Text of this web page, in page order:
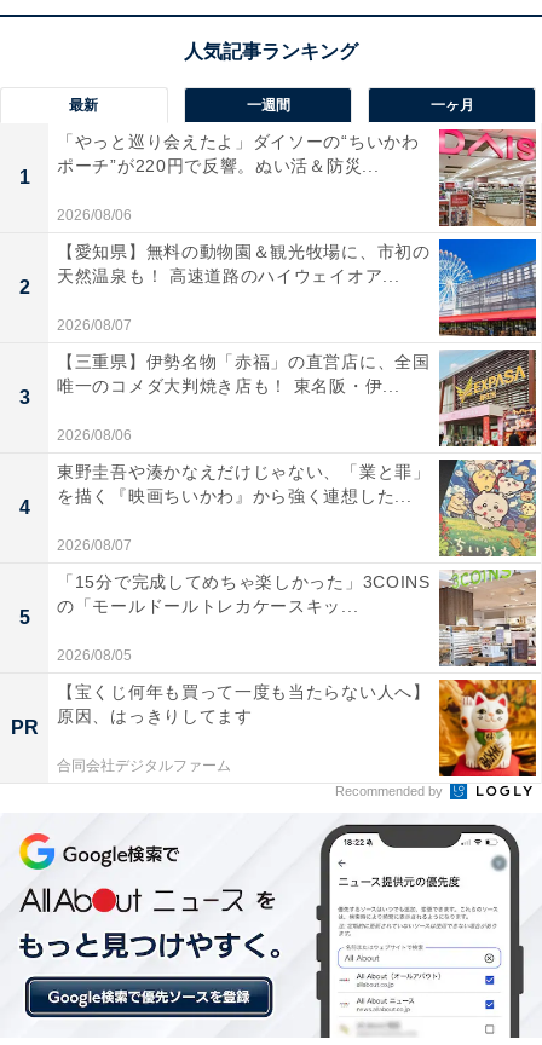
に繋がれる、
HUAWEIのウェアラブルデバイスです。一
見するとスマートなウェリントン型のハーフリムメガネ
ですが、テンプル（つる）部分に超薄型の大振幅ユニッ
トを搭載。耳を塞がないため、周囲の音を聞きながら自
分だけのBGMを楽しめる「ながら聴き」の究極形です
ね。
前モデルから進化し、バッテリー持続時間は音楽再生で
最大11時間と大幅に向上。さらに「音漏れ防止設計」が
強化されており、静かな場所でも周囲に気兼ねなく使用
できます。テンプルをなぞるだけで音量調整や曲送りが
できる直感的な操作性や、2台のデバイスに同時接続で
きるマルチポイント対応など、ビジネスからプライベー
トまで「手ぶらでスマート」を実現する一台です！
HUAWEI「Eyewear 2」の口コミは？
HUAWEI「Eyewear 2」には以下のような口コミが寄せ
られています。
イヤホンを耳に入れるストレスから解放されまし
た。通話品質が非常に良く、オンライン会議で相手
の声が驚くほどクリアに聞こえます
見た目が普通のメガネと遜色ないので、仕事中でも
違和感なく使えます。レンズを度付きに変えて常用
していますが、軽くて疲れにくいです
最新 一週間 一ヶ月
1
「やっと巡り会えたよ」ダイソーの“ちいかわ
ポーチ”が220円で反響。ぬい活＆防災...
2026/08/06
2
【愛知県】無料の動物園＆観光牧場に、市初の
天然温泉も！ 高速道路のハイウェイオア...
2026/08/07
3
【三重県】伊勢名物「赤福」の直営店に、全国
唯一のコメダ大判焼き店も！ 東名阪・伊...
2026/08/06
4
東野圭吾や湊かなえだけじゃない、「業と罪」
を描く『映画ちいかわ』から強く連想した...
2026/08/07
5
「15分で完成してめちゃ楽しかった」3COINS
の「モールドールトレカケースキッ...
2026/08/05
PR
【宝くじ何年も買って一度も当たらない人へ】
原因、はっきりしてます
合同会社デジタルファーム
Recommended by